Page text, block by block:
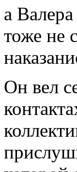
а
тоже не
Он вел